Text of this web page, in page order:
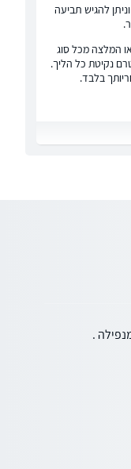
להגיש תביעה
או המלצה מכל סוג
נקיטת כל הליך.
בלבד.
.